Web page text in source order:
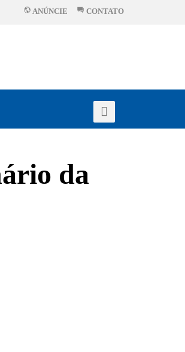
ANÚNCIE CONTATO
da